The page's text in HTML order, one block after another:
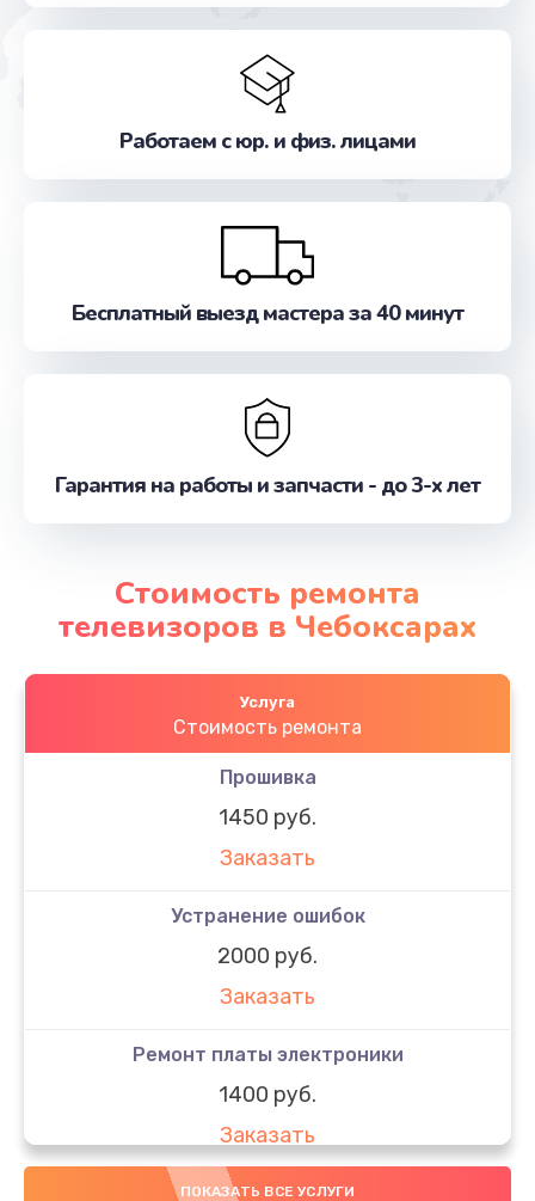
Работаем с юр. и физ. лицами
Бесплатный выезд мастера за 40 минут
Гарантия на работы и запчасти - до 3-х лет
Стоимость ремонта
телевизоров в Чебоксарах
Услуга
Стоимость ремонта
Прошивка
1450 руб.
Заказать
Устранение ошибок
2000 руб.
Заказать
Ремонт платы электроники
1400 руб.
Заказать
Замена дисплея (экрана)
ПОКАЗАТЬ ВСЕ УСЛУГИ